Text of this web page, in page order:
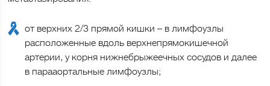
от верхних 2/3 прямой кишки – в лимфоузлы
расположенные вдоль верхнепрямокишечной
артерии, у корня нижнебрыжеечных сосудов и далее
в парааортальные лимфоузлы;